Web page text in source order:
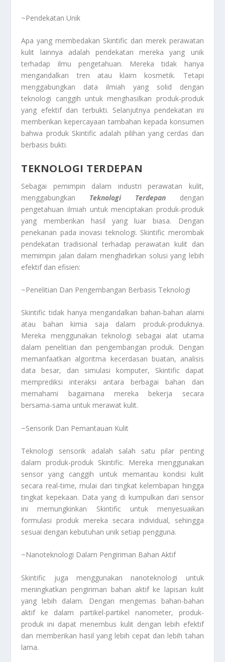
~Pendekatan Unik
Apa yang membedakan Skintific dari merek perawatan
kulit lainnya adalah pendekatan mereka yang unik
terhadap ilmu pengetahuan. Mereka tidak hanya
mengandalkan tren atau klaim kosmetik. Tetapi
menggabungkan data ilmiah yang solid dengan
teknologi canggih untuk menghasilkan produk-produk
yang efektif dan terbukti. Selanjutnya pendekatan ini
memberikan kepercayaan tambahan kepada konsumen
bahwa produk Skintific adalah pilihan yang cerdas dan
berbasis bukti.
TEKNOLOGI TERDEPAN
Sebagai pemimpin dalam industri perawatan kulit,
menggabungkan Teknologi Terdepan
dengan
pengetahuan ilmiah untuk menciptakan produk-produk
yang memberikan hasil yang luar biasa. Dengan
penekanan pada inovasi teknologi. Skintific merombak
pendekatan tradisional terhadap perawatan kulit dan
memimpin jalan dalam menghadirkan solusi yang lebih
efektif dan efisien:
~Penelitian Dan Pengembangan Berbasis Teknologi
Skintific tidak hanya mengandalkan bahan-bahan alami
atau bahan kimia saja dalam produk-produknya.
Mereka menggunakan teknologi sebagai alat utama
dalam penelitian dan pengembangan produk. Dengan
memanfaatkan algoritma kecerdasan buatan, analisis
data besar, dan simulasi komputer, Skintific dapat
memprediksi interaksi antara berbagai bahan dan
memahami bagaimana mereka bekerja secara
bersama-sama untuk merawat kulit.
~Sensorik Dan Pemantauan Kulit
Teknologi sensorik adalah salah satu pilar penting
dalam produk-produk Skintific. Mereka menggunakan
sensor yang canggih untuk memantau kondisi kulit
secara real-time, mulai dari tingkat kelembapan hingga
tingkat kepekaan. Data yang di kumpulkan dari sensor
ini memungkinkan Skintific untuk menyesuaikan
formulasi produk mereka secara individual, sehingga
sesuai dengan kebutuhan unik setiap pengguna.
~Nanoteknologi Dalam Pengiriman Bahan Aktif
Skintific juga menggunakan nanoteknologi untuk
meningkatkan pengiriman bahan aktif ke lapisan kulit
yang lebih dalam. Dengan mengemas bahan-bahan
aktif ke dalam partikel-partikel nanometer, produk-
produk ini dapat menembus kulit dengan lebih efektif
dan memberikan hasil yang lebih cepat dan lebih tahan
lama.